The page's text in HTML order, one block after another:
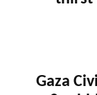
Gaza